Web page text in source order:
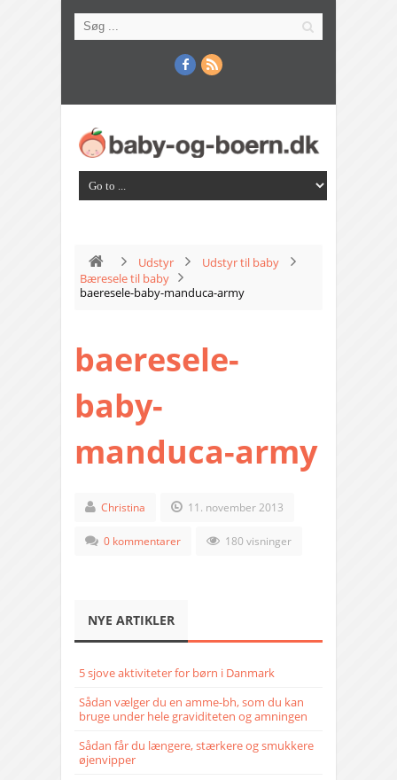
Udstyr
Udstyr til baby
Bæresele til baby
baeresele-baby-manduca-army
baeresele-
baby-
manduca-army
Christina 11. november 2013
0 kommentarer 180 visninger
NYE ARTIKLER
5 sjove aktiviteter for børn i Danmark
Sådan vælger du en amme-bh, som du kan
bruge under hele graviditeten og amningen
Sådan får du længere, stærkere og smukkere
øjenvipper